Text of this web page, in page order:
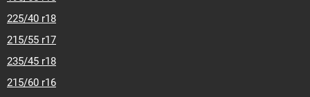
225/40 r18
215/55 r17
235/45 r18
215/60 r16